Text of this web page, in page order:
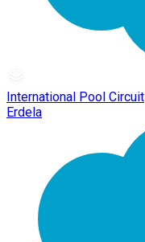
International Pool Circuit
Erdela